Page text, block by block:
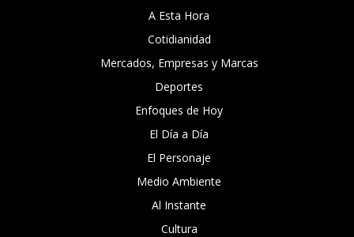
A Esta Hora
Cotidianidad
Mercados, Empresas y Marcas
Deportes
Enfoques de Hoy
El Día a Día
El Personaje
Medio Ambiente
Al Instante
Cultura